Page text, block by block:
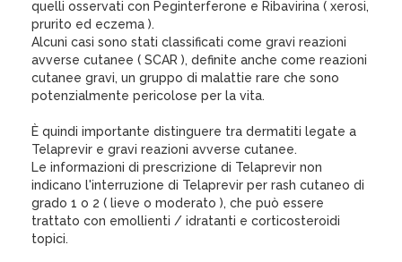
quelli osservati con Peginterferone e Ribavirina ( xerosi,
prurito ed eczema ).
Alcuni casi sono stati classificati come gravi reazioni
avverse cutanee ( SCAR ), definite anche come reazioni
cutanee gravi, un gruppo di malattie rare che sono
potenzialmente pericolose per la vita.
È quindi importante distinguere tra dermatiti legate a
Telaprevir e gravi reazioni avverse cutanee.
Le informazioni di prescrizione di Telaprevir non
indicano l'interruzione di Telaprevir per rash cutaneo di
grado 1 o 2 ( lieve o moderato ), che può essere
trattato con emollienti / idratanti e corticosteroidi
topici.